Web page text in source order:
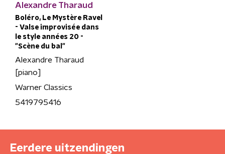
Alexandre Tharaud
Boléro, Le Mystère Ravel
- Valse improvisée dans
le style années 20 -
"Scène du bal"
Alexandre Tharaud
[piano]
Warner Classics
5419795416
Eerdere uitzendingen